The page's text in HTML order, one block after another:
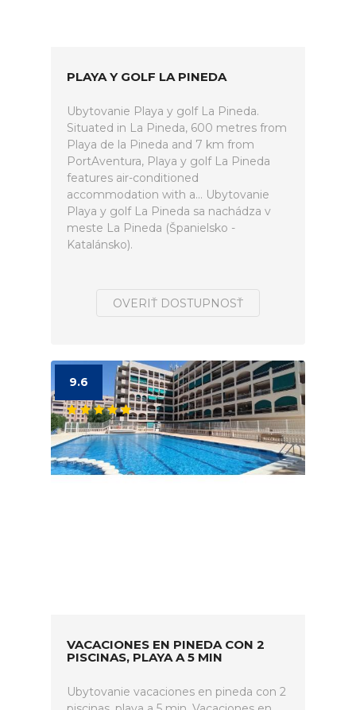
PLAYA Y GOLF LA PINEDA
Ubytovanie Playa y golf La Pineda.
Situated in La Pineda, 600 metres from
Playa de la Pineda and 7 km from
PortAventura, Playa y golf La Pineda
features air-conditioned
accommodation with a... Ubytovanie
Playa y golf La Pineda sa nachádza v
meste La Pineda (Španielsko -
Katalánsko).
OVERIŤ DOSTUPNOSŤ
9.6
VACACIONES EN PINEDA CON 2
PISCINAS, PLAYA A 5 MIN
Ubytovanie vacaciones en pineda con 2